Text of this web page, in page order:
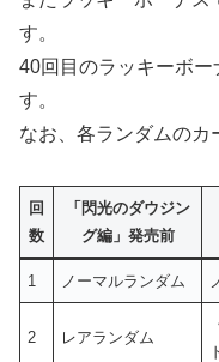
す。
40回目のラッキーボー
す。
なお、各ランダムのカ
回
数
「閃光のダウジン
グ編」発売前
1 ノーマルランダム
2 レアランダム